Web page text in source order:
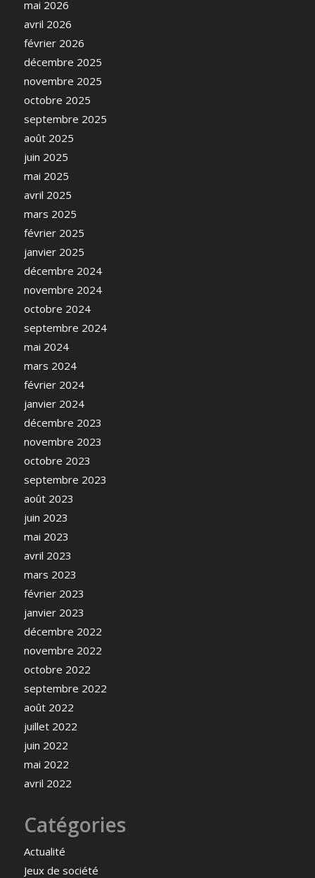
mai 2026
avril 2026
février 2026
décembre 2025
novembre 2025
octobre 2025
septembre 2025
août 2025
juin 2025
mai 2025
avril 2025
mars 2025
février 2025
janvier 2025
décembre 2024
novembre 2024
octobre 2024
septembre 2024
mai 2024
mars 2024
février 2024
janvier 2024
décembre 2023
novembre 2023
octobre 2023
septembre 2023
août 2023
juin 2023
mai 2023
avril 2023
mars 2023
février 2023
janvier 2023
décembre 2022
novembre 2022
octobre 2022
septembre 2022
août 2022
juillet 2022
juin 2022
mai 2022
avril 2022
Catégories
Actualité
Jeux de société